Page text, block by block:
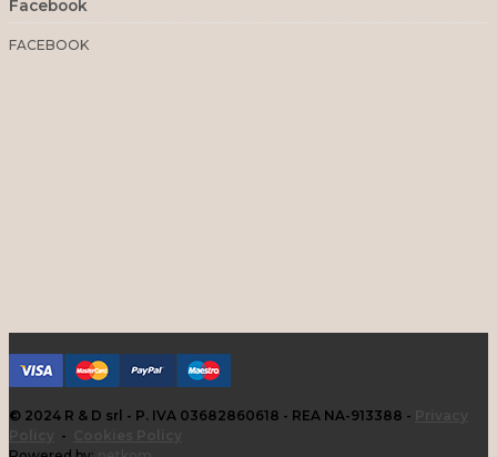
Facebook
FACEBOOK
© 2024 R & D srl - P. IVA 03682860618 - REA NA-913388 -
-